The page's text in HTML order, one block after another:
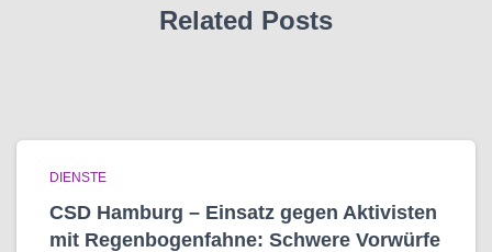
Related Posts
DIENSTE
CSD Hamburg – Einsatz gegen Aktivisten
mit Regenbogen­fahne: Schwere Vorwürfe